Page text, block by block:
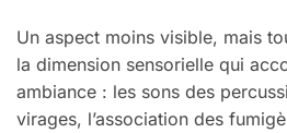
Un aspect moins visible, mais
la dimension sensorielle qui
ambiance : les sons des
virages, l’association des